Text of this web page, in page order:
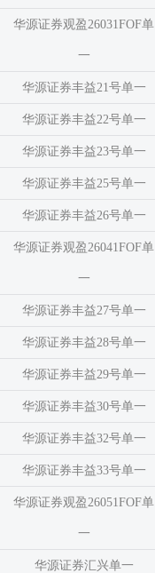
华源证券观盈26031FOF单
一
华源证券丰益21号单一
华源证券丰益22号单一
华源证券丰益23号单一
华源证券丰益25号单一
华源证券丰益26号单一
华源证券观盈26041FOF单
一
华源证券丰益27号单一
华源证券丰益28号单一
华源证券丰益29号单一
华源证券丰益30号单一
华源证券丰益32号单一
华源证券丰益33号单一
华源证券观盈26051FOF单
一
华源证券汇兴单一